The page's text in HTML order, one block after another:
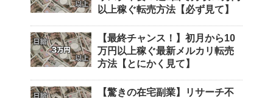
以上稼ぐ転売方法【必ず見て】
【最終チャンス！】初月から10
万円以上稼ぐ最新メルカリ転売
方法【とにかく見て】
【驚きの在宅副業】リサーチ不